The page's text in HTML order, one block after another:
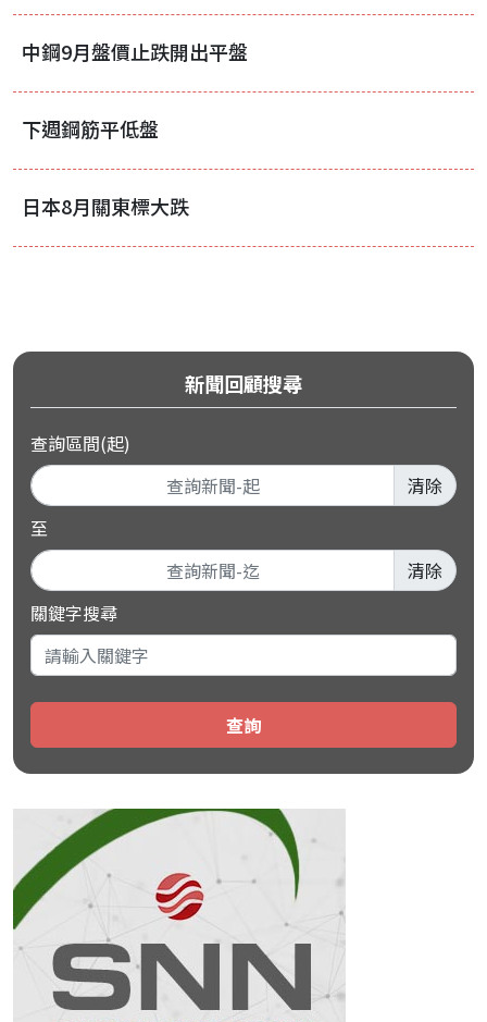
中鋼9月盤價止跌開出平盤
下週鋼筋平低盤
日本8月關東標大跌
新聞回顧搜尋
查詢區間(起)
清除
至
清除
關鍵字搜尋
查詢